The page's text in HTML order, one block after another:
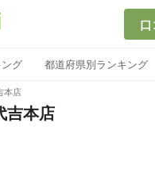
グ 都道府県別ランキング
本店
吉本店